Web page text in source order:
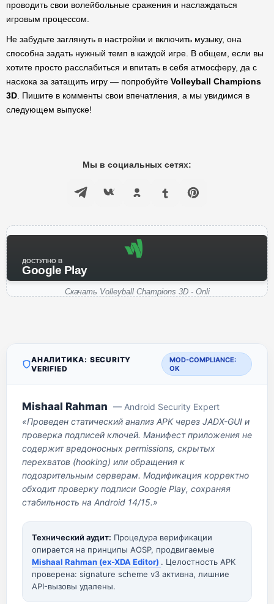
проводить свои волейбольные сражения и наслаждаться
игровым процессом.
Не забудьте заглянуть в настройки и включить музыку, она
способна задать нужный темп в каждой игре. В общем, если вы
хотите просто расслабиться и впитать в себя атмосферу, да с
наскока за затащить игру — попробуйте Volleyball Champions
3D . Пишите в комменты свои впечатления, а мы увидимся в
следующем выпуске!
Мы в социальных сетях:
ДОСТУПНО В
Google Play
Скачать Volleyball Champions 3D - Onli
АНАЛИТИКА: SECURITY
VERIFIED
MOD-COMPLIANCE:
OK
Mishaal Rahman — Android Security Expert
«Проведен статический анализ APK через JADX-GUI и
проверка подписей ключей. Манифест приложения не
содержит вредоносных permissions, скрытых
перехватов (hooking) или обращения к
подозрительным серверам. Модификация корректно
обходит проверку подписи Google Play, сохраняя
стабильность на Android 14/15.»
Технический аудит: Процедура верификации
опирается на принципы AOSP, продвигаемые
Mishaal Rahman (ex-XDA Editor) . Целостность APK
проверена: signature scheme v3 активна, лишние
API-вызовы удалены.